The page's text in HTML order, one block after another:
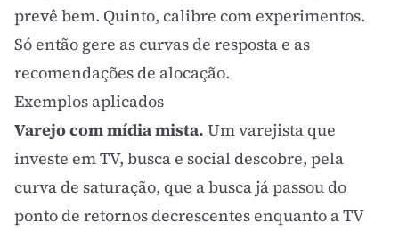
prevê bem. Quinto, calibre com experimentos.
Só então gere as curvas de resposta e as
recomendações de alocação.
Exemplos aplicados
Varejo com mídia mista. Um varejista que
investe em TV, busca e social descobre, pela
curva de saturação, que a busca já passou do
ponto de retornos decrescentes enquanto a TV